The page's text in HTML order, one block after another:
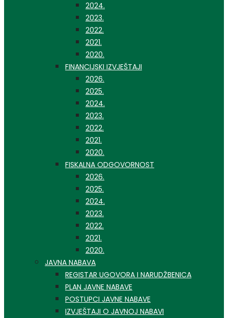
2024.
2023.
2022.
2021.
2020.
FINANCIJSKI IZVJEŠTAJI
2026.
2025.
2024.
2023.
2022.
2021.
2020.
FISKALNA ODGOVORNOST
2026.
2025.
2024.
2023.
2022.
2021.
2020.
JAVNA NABAVA
REGISTAR UGOVORA I NARUDŽBENICA
PLAN JAVNE NABAVE
POSTUPCI JAVNE NABAVE
IZVJEŠTAJI O JAVNOJ NABAVI